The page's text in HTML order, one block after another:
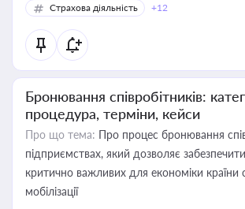
Страхова діяльність
+12
Бронювання співробітників:
процедура, терміни, кейси
Про що тема: Про процес бронювання
підприємствах, який дозволяє
критично важливих для економіки країни
мобілізації